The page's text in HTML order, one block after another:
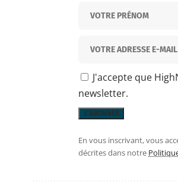
J'accepte que
newsletter.
En vous inscrivant, vous
décrites dans notre